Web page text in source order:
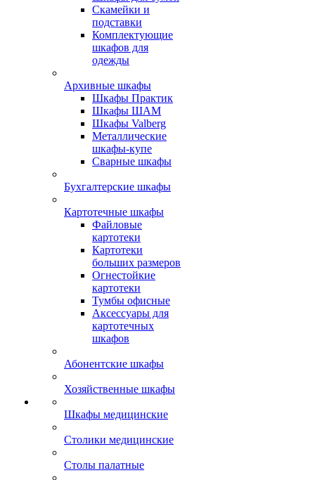
Скамейки и
подставки
Комплектующие
шкафов для
одежды
Архивные шкафы
Шкафы Практик
Шкафы ШАМ
Шкафы Valberg
Металлические
шкафы-купе
Сварные шкафы
Бухгалтерские шкафы
Картотечные шкафы
Файловые
картотеки
Картотеки
больших размеров
Огнестойкие
картотеки
Тумбы офисные
Аксессуары для
картотечных
шкафов
Абонентские шкафы
Хозяйственные шкафы
Шкафы медицинские
Столики медицинские
Столы палатные